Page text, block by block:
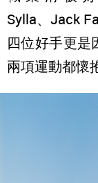
Sylla、Jack
四位好手更是
兩項運動都懷